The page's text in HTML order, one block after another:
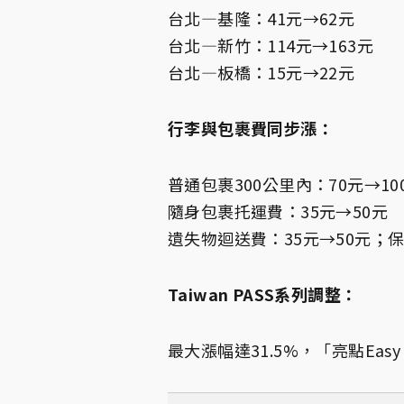
台北—基隆：41元→62元
台北—新竹：114元→163元
台北—板橋：15元→22元
行李與包裹費同步漲：
普通包裹300公里內：70元
隨身包裹托運費：35元→50元
遺失物迴送費：35元→50元；
Taiwan PASS系列調整：
最大漲幅達31.5%，「亮點